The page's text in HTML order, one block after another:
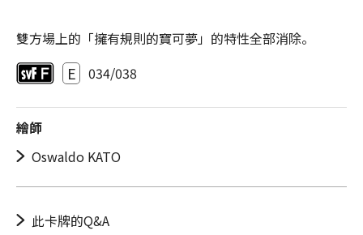
雙方場上的「擁有規則的寶可夢」的特性全部消除。
E 034/038
繪師
Oswaldo KATO
此卡牌的Q&A